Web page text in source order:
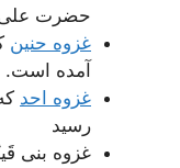
حضرت علی
غزوه حنین
آمده است.
غزوه احد
رسید
غزوه بنی